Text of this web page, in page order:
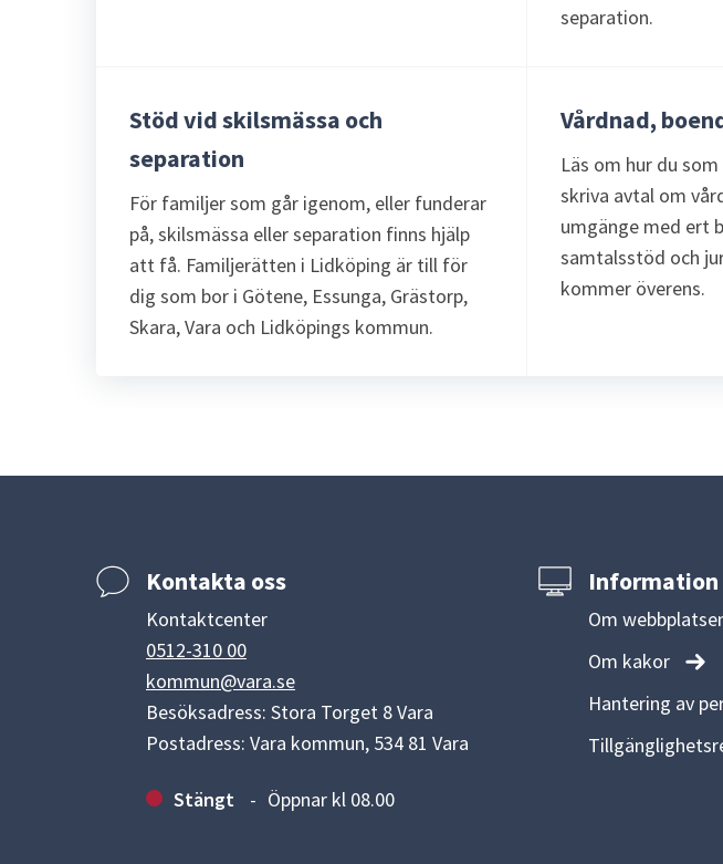
separation.
Stöd vid skilsmässa och
separation
För familjer som går igenom, eller funderar
på, skilsmässa eller separation finns hjälp
att få. Familjerätten i Lidköping är till för
dig som bor i Götene, Essunga, Grästorp,
Skara, Vara och Lidköpings kommun.
Vårdnad,
Läs om hur du
skriva avtal om
umgänge med ert
samtalsstöd och
kommer överens.
Kontakta oss
Kontaktcenter
0512-310 00
kommun@vara.se
Besöksadress: Stora Torget 8 Vara
Postadress: Vara kommun, 534 81 Vara
Stängt Öppnar kl 08.00
Information
Om
Om kakor
Hantering av